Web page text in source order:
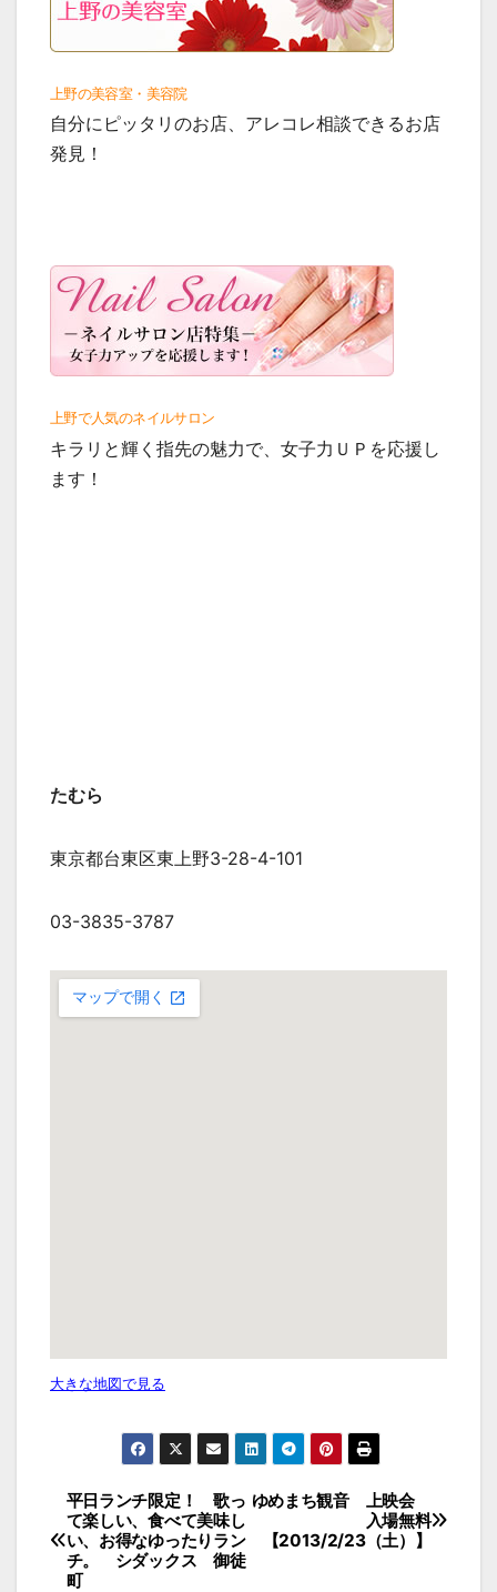
上野の美容室・美容院
自分にピッタリのお店、アレコレ相談できるお店
発見！
上野で人気のネイルサロン
キラリと輝く指先の魅力で、女子力ＵＰを応援し
ます！
たむら
東京都台東区東上野3-28-4-101
03-3835-3787
大きな地図で見る
投
稿
ナ
ゆめまち観音 上映会
入場無料
【2013/2/23（土）】
平日ランチ限定！ 歌っ
て楽しい、食べて美味し
い、お得なゆったりラン
チ。 シダックス 御徒
町